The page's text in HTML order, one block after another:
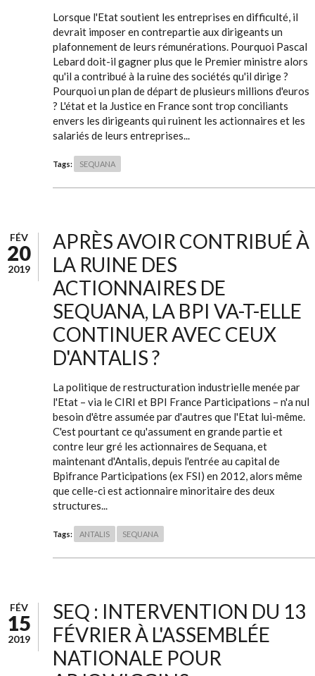
Lorsque l'Etat soutient les entreprises en difficulté, il
devrait imposer en contrepartie aux dirigeants un
plafonnement de leurs rémunérations. Pourquoi Pascal
Lebard doit-il gagner plus que le Premier ministre alors
qu'il a contribué à la ruine des sociétés qu'il dirige ?
Pourquoi un plan de départ de plusieurs millions d'euros
? L'état et la Justice en France sont trop conciliants
envers les dirigeants qui ruinent les actionnaires et les
salariés de leurs entreprises...
Tags: SEQUANA
FÉV
20
2019
APRÈS AVOIR CONTRIBUÉ À
LA RUINE DES
ACTIONNAIRES DE
SEQUANA, LA BPI VA-T-ELLE
CONTINUER AVEC CEUX
D'ANTALIS ?
La politique de restructuration industrielle menée par
l'Etat – via le CIRI et BPI France Participations – n'a nul
besoin d'être assumée par d'autres que l'Etat lui-même.
C'est pourtant ce qu'assument en grande partie et
contre leur gré les actionnaires de Sequana, et
maintenant d'Antalis, depuis l'entrée au capital de
Bpifrance Participations (ex FSI) en 2012, alors même
que celle-ci est actionnaire minoritaire des deux
structures...
Tags: ANTALIS SEQUANA
FÉV
15
2019
SEQ : INTERVENTION DU 13
FÉVRIER À L'ASSEMBLÉE
NATIONALE POUR